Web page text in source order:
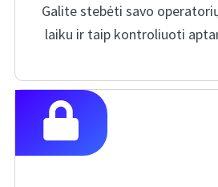
Galite stebėti savo
laiku ir taip kontroliuoti